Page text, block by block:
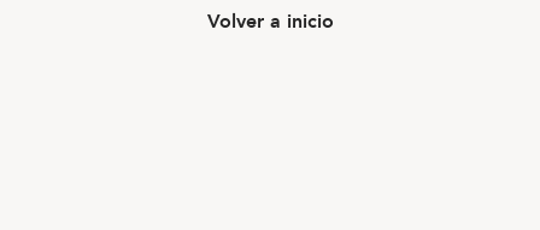
Volver a inicio